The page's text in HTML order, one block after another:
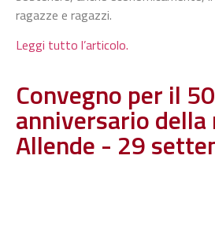
ragazze e ragazzi.
Leggi tutto l’articolo.
Convegno per il
anniversario della
Allende - 29